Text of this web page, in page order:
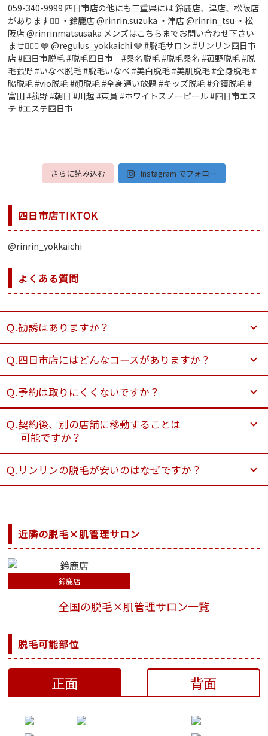
さらに読み込む Instagram でフォロー
四日市店TIKTOK
@rinrin_yokkaichi
よくある質問
Ｑ.勧誘はありますか？
Ｑ.四日市店にはどんなコースがありますか？
Ｑ.予約は取りにくくないですか？
Ｑ.契約後、別の店舗に移動することは
可能ですか？
Ｑ.リンリンの脱毛が安いのはなぜですか？
近隣の脱毛×肌管理サロン
鈴鹿店
全国の脱毛×肌管理サロン一覧
脱毛可能部位
正面 背面